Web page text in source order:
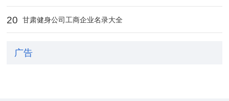
20 甘肃健身公司工商企业名录大全
广告